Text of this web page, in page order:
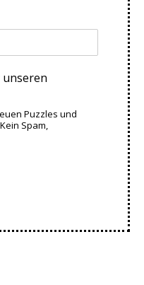
unseren
Puzzles und
Spam,